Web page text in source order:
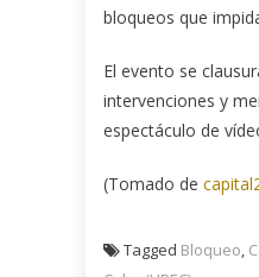
bloqueos que
El evento se
intervenciones y
espectáculo de
(Tomado de
Tagged Bloqueo,